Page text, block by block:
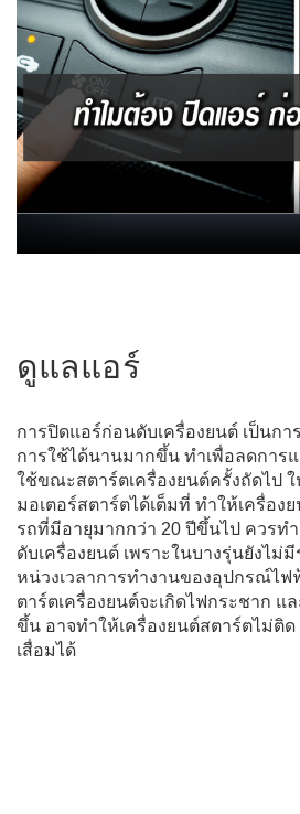
ดูแลแอร์
การปิดแอร์ก่อนดับเครื่องยนต์ เป็นก
การใช้ได้นานมากขึ้น ทำเพื่อลดการแ
ใช้ขณะสตาร์ตเครื่องยนต์ครั้งถัดไป
มอเตอร์สตาร์ตได้เต็มที่ ทำให้เครื่อง
รถที่มีอายุมากกว่า 20 ปีขึ้นไป ควรท
ดับเครื่องยนต์ เพราะในบางรุ่นยังไม่
หน่วงเวลาการทำงานของอุปกรณ์ไฟ
ตาร์ตเครื่องยนต์จะเกิดไฟกระชาก แ
ขึ้น อาจทำให้เครื่องยนต์สตาร์ตไม่ติด
เสื่อมได้